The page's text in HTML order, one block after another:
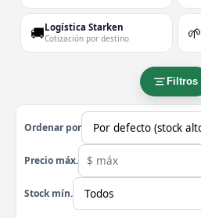
🚚Logística Starken
Cotización por destino 🌱
Filtros
Ordenar por
Precio máx.
Stock mín.